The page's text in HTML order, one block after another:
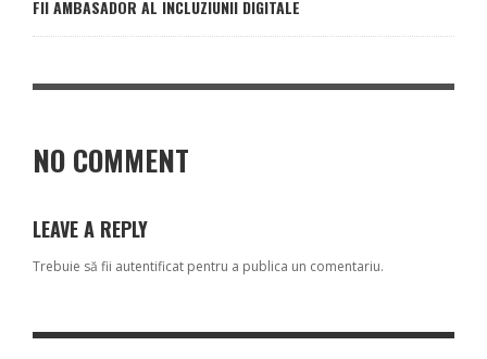
FII AMBASADOR AL INCLUZIUNII DIGITALE
NO COMMENT
LEAVE A REPLY
Trebuie să fii autentificat pentru a publica un comentariu.